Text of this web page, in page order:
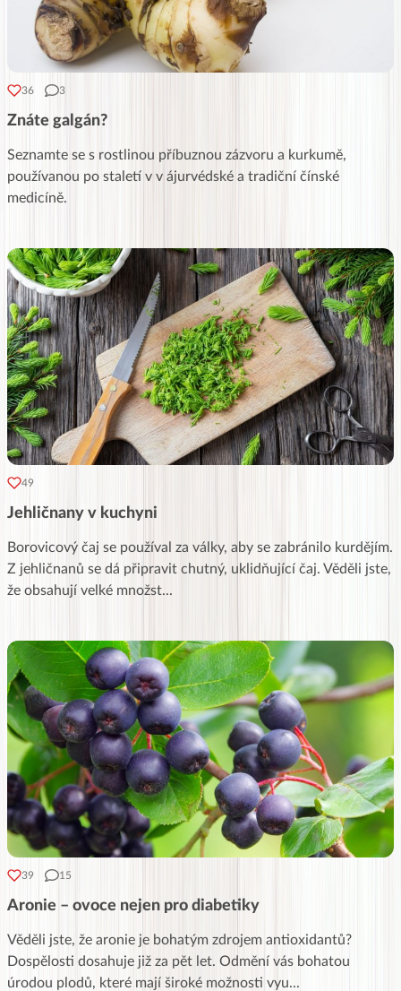
36 3
Znáte galgán?
Seznamte se s rostlinou příbuznou zázvoru a kurkumě,
používanou po staletí v v ájurvédské a tradiční čínské
medicíně.
49
Jehličnany v kuchyni
Borovicový čaj se používal za války, aby se zabránilo kurdějím.
Z jehličnanů se dá připravit chutný, uklidňující čaj. Věděli jste,
že obsahují velké množst...
39 15
Aronie – ovoce nejen pro diabetiky
Věděli jste, že aronie je bohatým zdrojem antioxidantů?
Dospělosti dosahuje již za pět let. Odmění vás bohatou
úrodou plodů, které mají široké možnosti vyu...